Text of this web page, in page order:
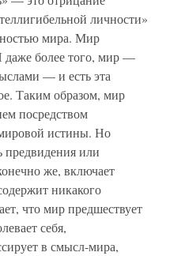
личности»
мира. Мир
даже более того, мир —
— и есть эта
Таким образом, мир
посредством
истины. Но
предвидения или
же, включает
никакого
что мир предшествует
себя,
в смысл-мира,